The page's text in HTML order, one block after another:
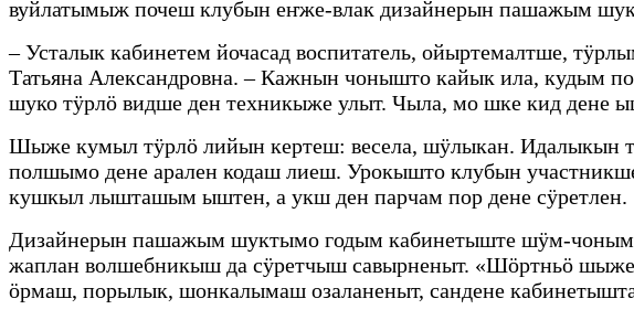
вуйлатымыж почеш клубын еҥже-влак дизайнерын пашажым
– Усталык кабинетем йочасад воспитатель, ойыртемалтше,
Татьяна Александровна. – Кажнын чонышто кайык ила, кудым
шуко тӱрлӧ видше ден техникыже улыт. Чыла, мо шке кид
Шыже кумыл тӱрлӧ лийын кертеш: весела, шӱлыкан.
полшымо дене арален кодаш лиеш. Урокышто клубын
кушкыл лышташым ыштен, а укш ден парчам пор дене сӱретлен.
Дизайнерын пашажым шуктымо годым кабинетыште шӱм-чоным
жаплан волшебникыш да сӱретчыш савырненыт. «Шӧртньӧ
ӧрмаш, порылык, шонкалымаш озаланеныт, сандене